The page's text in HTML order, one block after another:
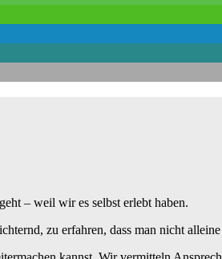
– weil wir es selbst erlebt haben.
zu erfahren, dass man nicht alleine